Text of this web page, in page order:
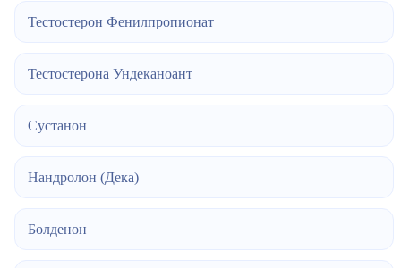
Тестостерон Фенилпропионат
Тестостерона Ундеканоант
Сустанон
Нандролон (Дека)
Болденон